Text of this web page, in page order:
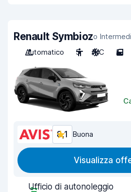
Renault Symbiozo
Automatico
5 A/C 5
8,1 Buona
Visualizza
Ufficio di autonoleggio